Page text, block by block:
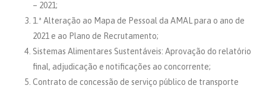
– 2021;
1.ª Alteração ao Mapa de Pessoal da AMAL para o ano de
2021 e ao Plano de Recrutamento;
Sistemas Alimentares Sustentáveis: Aprovação do relatório
final, adjudicação e notificações ao concorrente;
Contrato de concessão de serviço público de transporte